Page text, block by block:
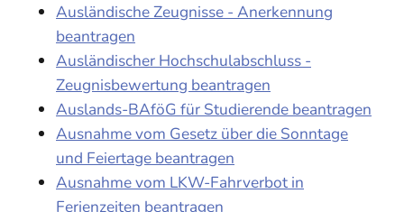
Ausländische Zeugnisse - Anerkennung
beantragen
Ausländischer Hochschulabschluss -
Zeugnisbewertung beantragen
Auslands-BAföG für Studierende beantragen
Ausnahme vom Gesetz über die Sonntage
und Feiertage beantragen
Ausnahme vom LKW-Fahrverbot in
Ferienzeiten beantragen